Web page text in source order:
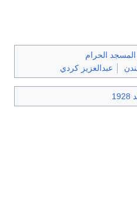
المسجد الحرام
عبدالعزيز كردي